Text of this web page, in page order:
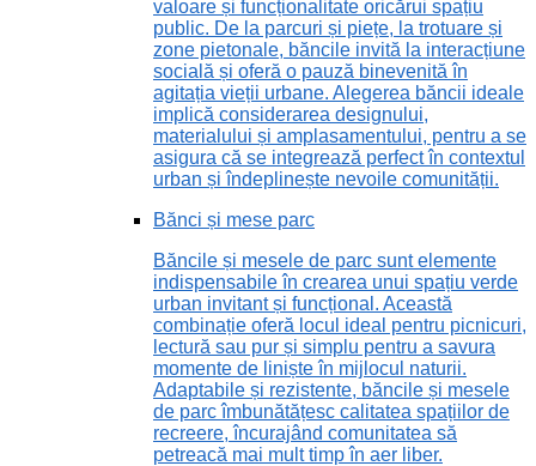
valoare și funcționalitate oricărui spațiu
public. De la parcuri și piețe, la trotuare și
zone pietonale, băncile invită la interacțiune
socială și oferă o pauză binevenită în
agitația vieții urbane. Alegerea băncii ideale
implică considerarea designului,
materialului și amplasamentului, pentru a se
asigura că se integrează perfect în contextul
urban și îndeplinește nevoile comunității.
Bănci și mese parc
Băncile și mesele de parc sunt elemente
indispensabile în crearea unui spațiu verde
urban invitant și funcțional. Această
combinație oferă locul ideal pentru picnicuri,
lectură sau pur și simplu pentru a savura
momente de liniște în mijlocul naturii.
Adaptabile și rezistente, băncile și mesele
de parc îmbunătățesc calitatea spațiilor de
recreere, încurajând comunitatea să
petreacă mai mult timp în aer liber.